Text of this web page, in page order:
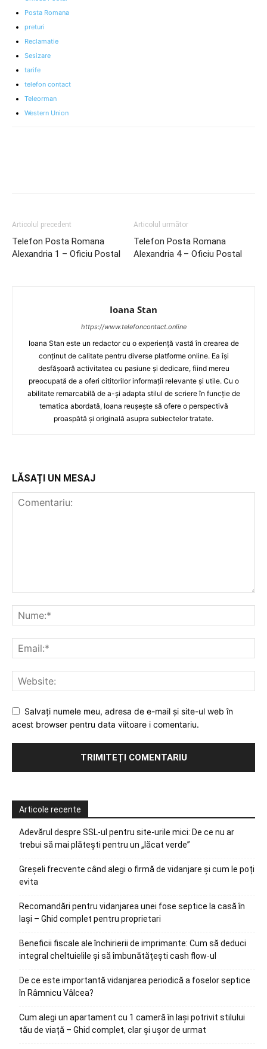
Posta Romana
preturi
Reclamatie
Sesizare
tarife
telefon contact
Teleorman
Western Union
Articolul precedent
Telefon Posta Romana
Alexandria 1 – Oficiu Postal
Articolul următor
Telefon Posta Romana
Alexandria 4 – Oficiu Postal
Ioana Stan
https://www.telefoncontact.online
Ioana Stan este un redactor cu o experiență vastă în crearea de
conținut de calitate pentru diverse platforme online. Ea își
desfășoară activitatea cu pasiune și dedicare, fiind mereu
preocupată de a oferi cititorilor informații relevante și utile. Cu o
abilitate remarcabilă de a-și adapta stilul de scriere în funcție de
tematica abordată, Ioana reușește să ofere o perspectivă
proaspătă și originală asupra subiectelor tratate.
LĂSAȚI UN MESAJ
Salvați numele meu, adresa de e-mail și site-ul web în
acest browser pentru data viitoare i comentariu.
Articole recente
Adevărul despre SSL-ul pentru site-urile mici: De ce nu ar
trebui să mai plătești pentru un „lăcat verde”
Greșeli frecvente când alegi o firmă de vidanjare și cum le poți
evita
Recomandări pentru vidanjarea unei fose septice la casă în
Iași – Ghid complet pentru proprietari
Beneficii fiscale ale închirierii de imprimante: Cum să deduci
integral cheltuielile și să îmbunătățești cash flow-ul
De ce este importantă vidanjarea periodică a foselor septice
în Râmnicu Vâlcea?
Cum alegi un apartament cu 1 cameră în Iași potrivit stilului
tău de viață – Ghid complet, clar și ușor de urmat